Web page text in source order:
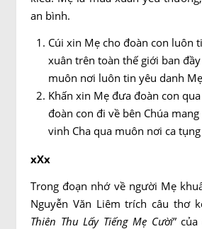
an bình.
Cúi xin Mẹ cho đoàn con luôn
xuân trên toàn thế giới ban
muôn nơi luôn tin yêu danh
Khấn xin Mẹ đưa đoàn con
đoàn con đi về bên Chúa
vinh Cha qua muôn nơi ca
xXx
Trong đoạn nhớ về người Mẹ
Nguyễn Văn Liêm trích câu thơ
Thiên Thu Lấy Tiếng Mẹ Cười”